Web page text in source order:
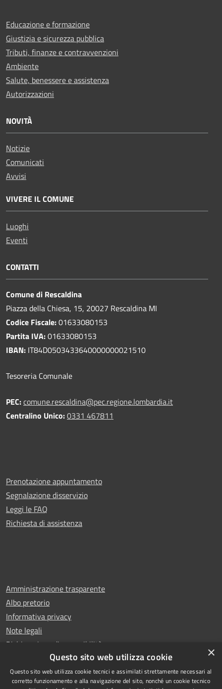
Educazione e formazione
Giustizia e sicurezza pubblica
Tributi, finanze e contravvenzioni
Ambiente
Salute, benessere e assistenza
Autorizzazioni
NOVITÀ
Notizie
Comunicati
Avvisi
VIVERE IL COMUNE
Luoghi
Eventi
CONTATTI
Comune di Rescaldina
Piazza della Chiesa, 15, 20027 Rescaldina MI
Codice Fiscale:01633080153
Partita IVA:01633080153
IBAN: IT84D0503433640000000021510
Tesoreria Comunale
PEC:comune.rescaldina@pec.regione.lombardia.it
Centralino Unico:0331 467811
Prenotazione appuntamento
Segnalazione disservizio
Leggi le FAQ
Richiesta di assistenza
Amministrazione trasparente
Albo pretorio
Informativa privacy
Note legali
Dichiarazione di accessibilità
×
Questo sito web utilizza cookie
Questo sito web utilizza cookie tecnici e assimilati strettamente necessari al
corretto funzionamento e alla navigazione del sito, nonché un cookie tecnico